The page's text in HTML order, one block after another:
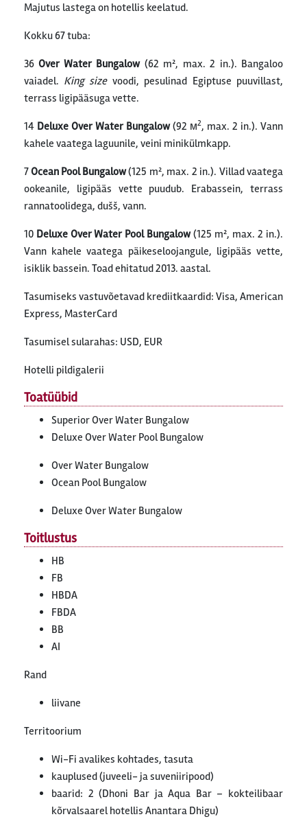
Majutus lastega on hotellis keelatud.
Kokku 67 tuba:
36 Over Water Bungalow(62 m², max. 2 in.). Bangaloo
vaiadel. King sizevoodi, pesulinad Egiptuse puuvillast,
terrass ligipääsuga vette.
14 Deluxe Over Water Bungalow(92 м2, max. 2 in.). Vann
kahele vaatega laguunile, veini minikülmkapp.
7Ocean Pool Bungalow(125 m², max. 2 in.). Villad vaatega
ookeanile, ligipääs vette puudub. Erabassein, terrass
rannatoolidega, dušš, vann.
10 Deluxe Over Water Pool Bungalow(125 m², max. 2 in.).
Vann kahele vaatega päikeseloojangule, ligipääs vette,
isiklik bassein. Toad ehitatud 2013. aastal.
Tasumiseks vastuvõetavad krediitkaardid: Visa, American
Express, MasterCard
Tasumisel sularahas: USD, EUR
Hotelli pildigalerii
Toatüübid
Superior Over Water Bungalow
Deluxe Over Water Pool Bungalow
Over Water Bungalow
Ocean Pool Bungalow
Deluxe Over Water Bungalow
Toitlustus
HB
FB
HBDA
FBDA
BB
AI
Rand
liivane
Territoorium
Wi-Fi avalikes kohtades, tasuta
kauplused (juveeli- ja suveniiripood)
baarid: 2 (Dhoni Bar ja Aqua Bar – kokteilibaar
kõrvalsaarel hotellis Anantara Dhigu)